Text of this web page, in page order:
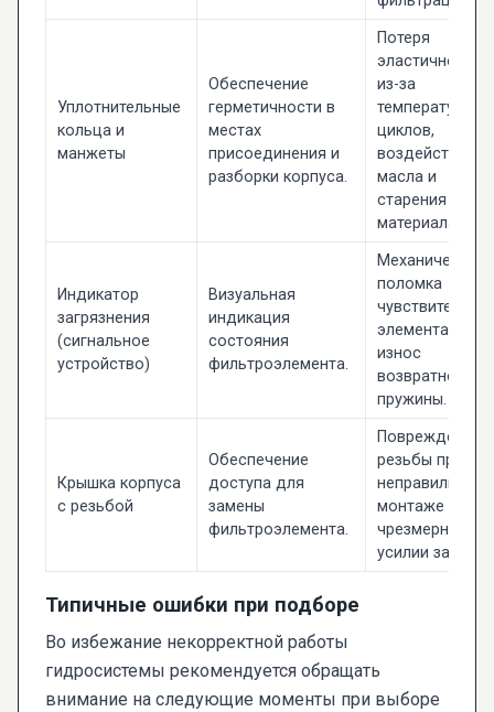
Уплотнительные
кольца и
манжеты
Обеспечение
герметичности в
местах
присоединения и
разборки корпуса.
Потеря
эластичности
из-за
температурных
циклов,
воздействия
масла и
старения
материала.
Индикатор
загрязнения
(сигнальное
устройство)
Визуальная
индикация
состояния
фильтроэлемента.
Механическая
поломка
элемента или
износ
возвратной
пружины.
Крышка корпуса
с резьбой
Обеспечение
доступа для
замены
фильтроэлемента.
Повреждение
резьбы при
неправильном
монтаже или
чрезмерном
усилии
Типичные ошибки при подборе
Во избежание некорректной работы
гидросистемы рекомендуется обращать
внимание на следующие моменты при выборе